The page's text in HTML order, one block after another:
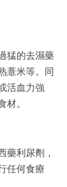
猛的去濕藥
薏米等。同
活血力強
材。
藥利尿劑，
任何食療